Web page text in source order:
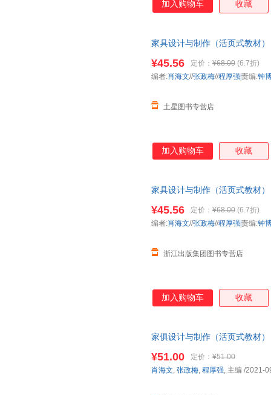
加入购物车 收藏
家具设计与制作（活页式教材）
¥45.56 定价： ¥68.00 (6.7折)
土星图书专营店
编者:肖海文//张政梅//程厚强|责编:钟
加入购物车 收藏
家具设计与制作（活页式教材）
¥45.56 定价： ¥68.00 (6.7折)
浙江出版集团图书专营店
编者:肖海文//张政梅//程厚强|责编:钟
加入购物车 收藏
家俱设计与制作（活页式教材
¥51.00 定价： ¥51.00
肖海文, 张政梅, 程厚强, 主编 /2021-